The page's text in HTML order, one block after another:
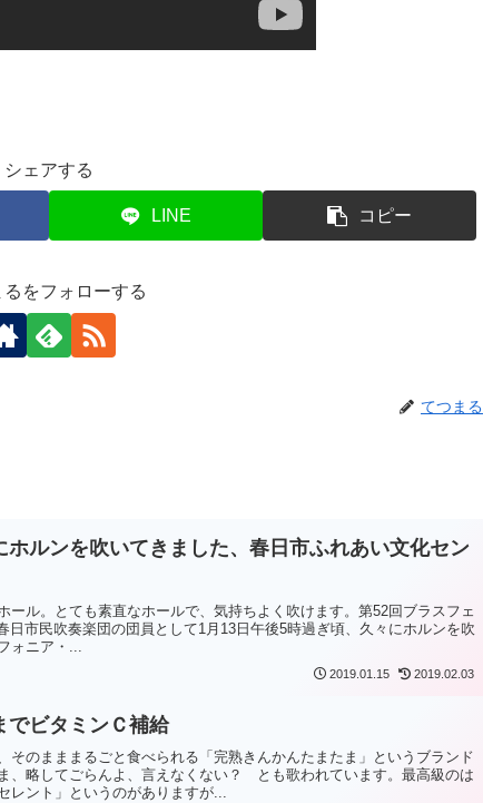
シェアする
LINE コピー
をフォローする
てつまる
ホルンを吹いてきました、春日市ふれあい文化セン
ール。とても素直なホールで、気持ちよく吹けます。第52回ブラスフェ
日市民吹奏楽団の団員として1月13日午後5時過ぎ頃、久々にホルンを吹
ォニア・...
2019.01.15 2019.02.03
でビタミンＣ補給
そのまままるごと食べられる「完熟きんかんたまたま」というブランド
、略してごらんよ、言えなくない？ とも歌われています。最高級のは
レント」というのがありますが...